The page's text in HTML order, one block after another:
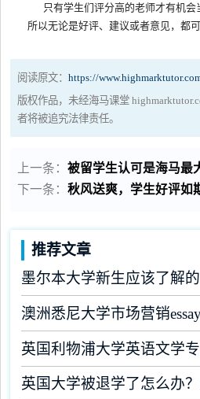
只有学生们评分高的老师才有机会
所以无论是好评、建议或者意见，都
阅读原文：https://
版权作品，未经海马课堂
者将被追究法律责任。
上一条：被留学生认可是海马最
下一条：秋风送爽，学生好评如
推荐文章
墨尔本大学新生应该了解
澳洲悉尼大学市场营销
英国利物浦大学英语文学专
英国大学被退学了怎么办？